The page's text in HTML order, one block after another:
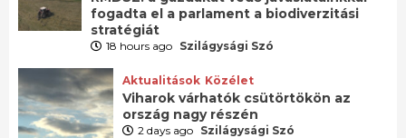
fogadta el a parlament a biodiverzitási
stratégiát
18 hours ago Szilágysági Szó
Aktualitások Közélet
Viharok várhatók csütörtökön az
ország nagy részén
2 days ago Szilágysági Szó